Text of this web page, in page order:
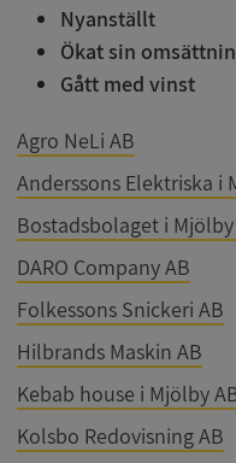
Nyanställt
Ökat sin
Gått med vinst
Agro NeLi AB
Anderssons Elektriska i
Bostadsbolaget i Mjölby
DARO Company AB
Folkessons Snickeri AB
Hilbrands Maskin AB
Kebab house i Mjölby
Kolsbo Redovisning AB